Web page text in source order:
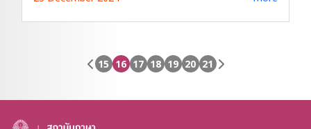
15 16 17 18 19 20 21